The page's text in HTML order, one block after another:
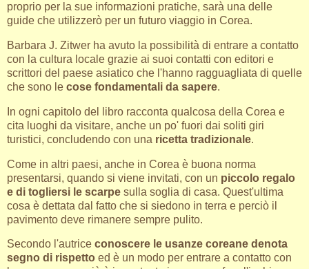
proprio per la sue informazioni pratiche, sarà una delle
guide che utilizzerò per un futuro viaggio in Corea.
Barbara J. Zitwer ha avuto la possibilità di entrare a contatto
con la cultura locale grazie ai suoi contatti con editori e
scrittori del paese asiatico che l'hanno ragguagliata di quelle
che sono le cose fondamentali da sapere.
In ogni capitolo del libro racconta qualcosa della Corea e
cita luoghi da visitare, anche un po' fuori dai soliti giri
turistici, concludendo con una ricetta tradizionale.
Come in altri paesi, anche in Corea è buona norma
presentarsi, quando si viene invitati, con un piccolo regalo
e di togliersi le scarpe sulla soglia di casa. Quest'ultima
cosa è dettata dal fatto che si siedono in terra e perciò il
pavimento deve rimanere sempre pulito.
Secondo l'autrice conoscere le usanze coreane denota
segno di rispetto ed è un modo per entrare a contatto con